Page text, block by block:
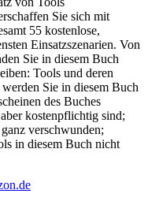
Sie sich mit
55 kostenlose,
Einsatzszenarien. Von
Sie in diesem Buch
Tools und deren
Sie in diesem Buch
des Buches
kostenpflichtig sind;
verschwunden;
in diesem Buch nicht